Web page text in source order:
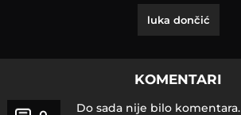
luka dončić
KOMENTARI
Do sada nije bilo komentara.